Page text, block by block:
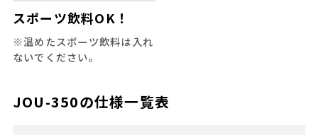
スポーツ飲料OK！
※温めたスポーツ飲料は入れ
ないでください。
JOU-350の仕様一覧表